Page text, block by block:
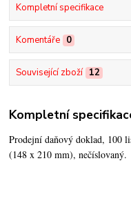
Kompletní specifikace
Komentáře 0
Související zboží 12
Kompletní
Prodejní daňový doklad, 100
(148 x 210 mm), nečíslovaný.